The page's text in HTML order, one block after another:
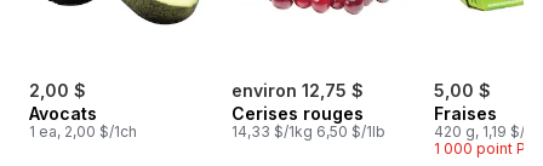
2,00 $
Avocats
1 ea, 2,00 $/1ch
environ 12,75 $
Cerises rouges
14,33 $/1kg 6,50 $/1lb
5,00 $
Fraises
420 g, 1,19 $/
1 000 point PC